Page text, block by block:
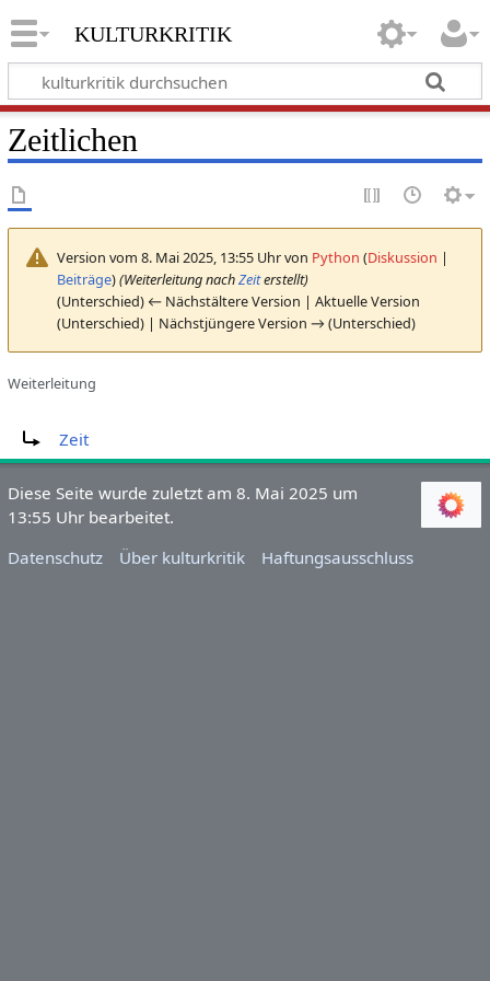
kulturkritik
Zeitlichen
Version vom 8. Mai 2025, 13:55 Uhr von Python (Diskussion |
Beiträge)(Weiterleitung nachZeiterstellt)
(Unterschied) ← Nächstältere Version | Aktuelle Version
(Unterschied) | Nächstjüngere Version → (Unterschied)
Weiterleitung
Zeit
Diese Seite wurde zuletzt am 8. Mai 2025 um
13:55 Uhr bearbeitet.
Datenschutz
Über kulturkritik Haftungsausschluss